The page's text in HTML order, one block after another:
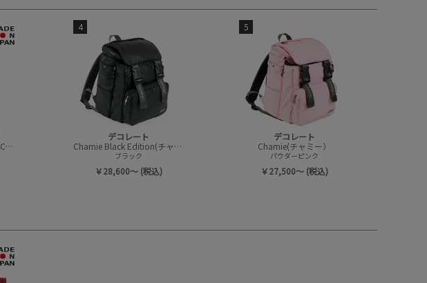
【PHANTASMAGORIA】ECO バッグ
4
デコレート
Chamie Black Edition(チャミー/ブラックエディション)
ブラック
￥28,600～ (税込)
5
デコレート
Chamie(チャミー）
パウダーピンク
￥27,500～ (税込)